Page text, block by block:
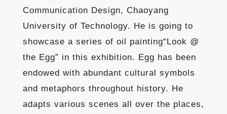
Communication Design, Chaoyang
University of Technology. He is going to
showcase a series of oil painting“Look @
the Egg” in this exhibition. Egg has been
endowed with abundant cultural symbols
and metaphors throughout history. He
adapts various scenes all over the places,